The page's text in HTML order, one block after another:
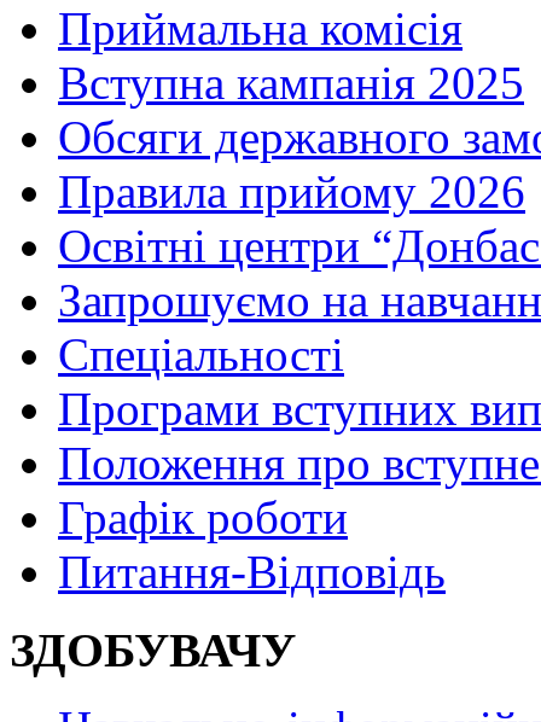
Приймальна комісія
Вступна кампанія 2025
Обсяги державного
Правила прийому 2026
Освітні центри
Запрошуємо на
Спеціальності
Програми вступних
Положення про
Графік роботи
Питання-Відповідь
ЗДОБУВАЧУ